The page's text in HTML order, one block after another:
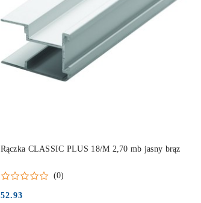
Rączka CLASSIC PLUS 18/M 2,70 mb jasny brąz
(0)
52.93
DO KOSZYKA